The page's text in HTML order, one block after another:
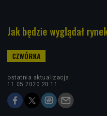
Jak będzie wyglądał
ostatnia aktualizacja:
11.05.2020 20:11